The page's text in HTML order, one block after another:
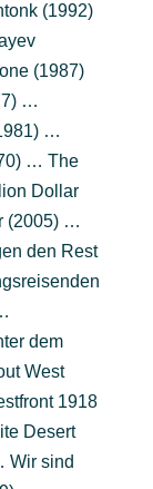
(1992)
(1987)
…
…
… The
Dollar
(2005) …
den Rest
dem
West
1918
Desert
Wir sind